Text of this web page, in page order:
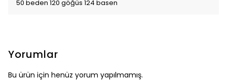
50 beden 120 göğüs 124 basen
Yorumlar
Bu ürün için henüz yorum yapılmamış.